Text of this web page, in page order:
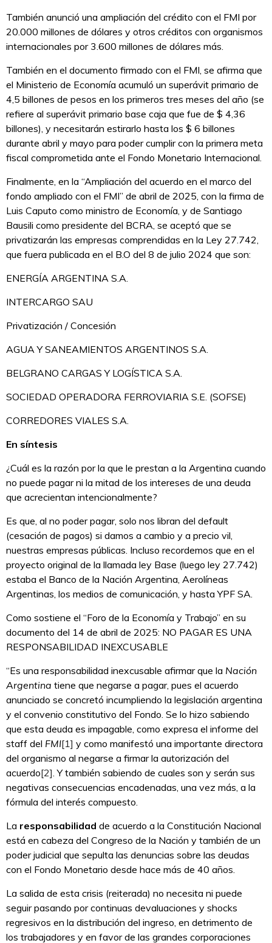
También anunció una ampliación del crédito con el FMI por
20.000 millones de dólares y otros créditos con organismos
internacionales por 3.600 millones de dólares más.
También en el documento firmado con el FMI, se afirma que
el Ministerio de Economía acumuló un superávit primario de
4,5 billones de pesos en los primeros tres meses del año (se
refiere al superávit primario base caja que fue de $ 4,36
billones), y necesitarán estirarlo hasta los $ 6 billones
durante abril y mayo para poder cumplir con la primera meta
fiscal comprometida ante el Fondo Monetario Internacional.
Finalmente, en la “Ampliación del acuerdo en el marco del
fondo ampliado con el FMI” de abril de 2025, con la firma de
Luis Caputo como ministro de Economía, y de Santiago
Bausili como presidente del BCRA, se aceptó que se
privatizarán las empresas comprendidas en la Ley 27.742,
que fuera publicada en el B.O del 8 de julio 2024 que son:
ENERGÍA ARGENTINA S.A.
INTERCARGO SAU
Privatización / Concesión
AGUA Y SANEAMIENTOS ARGENTINOS S.A.
BELGRANO CARGAS Y LOGÍSTICA S.A.
SOCIEDAD OPERADORA FERROVIARIA S.E. (SOFSE)
CORREDORES VIALES S.A.
En síntesis
¿Cuál es la razón por la que le prestan a la Argentina cuando
no puede pagar ni la mitad de los intereses de una deuda
que acrecientan intencionalmente?
Es que, al no poder pagar, solo nos libran del default
(cesación de pagos) si damos a cambio y a precio vil,
nuestras empresas públicas. Incluso recordemos que en el
proyecto original de la llamada ley Base (luego ley 27.742)
estaba el Banco de la Nación Argentina, Aerolíneas
Argentinas, los medios de comunicación, y hasta YPF SA.
Como sostiene el “Foro de la Economía y Trabajo” en su
documento del 14 de abril de 2025: NO PAGAR ES UNA
RESPONSABILIDAD INEXCUSABLE
“Es una responsabilidad inexcusable afirmar que la Nación
Argentina tiene que negarse a pagar, pues el acuerdo
anunciado se concretó incumpliendo la legislación argentina
y el convenio constitutivo del Fondo. Se lo hizo sabiendo
que esta deuda es impagable, como expresa el informe del
staff del FMI[1] y como manifestó una importante directora
del organismo al negarse a firmar la autorización del
acuerdo[2] . Y también sabiendo de cuales son y serán sus
negativas consecuencias encadenadas, una vez más, a la
fórmula del interés compuesto.
La responsabilidad de acuerdo a la Constitución Nacional
está en cabeza del Congreso de la Nación y también de un
poder judicial que sepulta las denuncias sobre las deudas
con el Fondo Monetario desde hace más de 40 años.
La salida de esta crisis (reiterada) no necesita ni puede
seguir pasando por continuas devaluaciones y shocks
regresivos en la distribución del ingreso, en detrimento de
los trabajadores y en favor de las grandes corporaciones